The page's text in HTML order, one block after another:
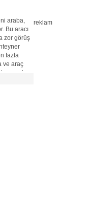
araba,
Bu aracı
zor görüş
fazla
ve araç
oyundur.
reklam